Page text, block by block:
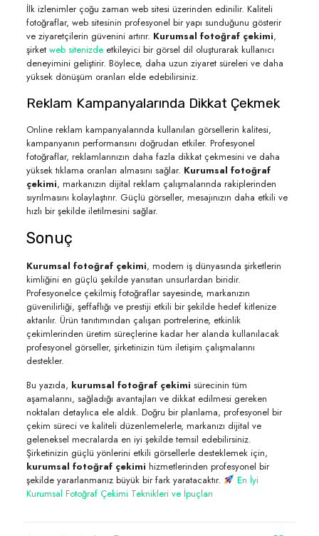
İlk izlenimler çoğu zaman web sitesi üzerinden edinilir. Kaliteli
fotoğraflar, web sitesinin profesyonel bir yapı sunduğunu gösterir
ve ziyaretçilerin güvenini artırır. Kurumsal fotoğraf çekimi,
şirket web sitenizde etkileyici bir görsel dil oluşturarak kullanıcı
deneyimini geliştirir. Böylece, daha uzun ziyaret süreleri ve daha
yüksek dönüşüm oranları elde edebilirsiniz.
Reklam Kampanyalarında Dikkat Çekmek
Online reklam kampanyalarında kullanılan görsellerin kalitesi,
kampanyanın performansını doğrudan etkiler. Profesyonel
fotoğraflar, reklamlarınızın daha fazla dikkat çekmesini ve daha
yüksek tıklama oranları almasını sağlar. Kurumsal fotoğraf
çekimi, markanızın dijital reklam çalışmalarında rakiplerinden
sıyrılmasını kolaylaştırır. Güçlü görseller, mesajınızın daha etkili ve
hızlı bir şekilde iletilmesini sağlar.
Sonuç
Kurumsal fotoğraf çekimi, modern iş dünyasında şirketlerin
kimliğini en güçlü şekilde yansıtan unsurlardan biridir.
Profesyonelce çekilmiş fotoğraflar sayesinde, markanızın
güvenilirliği, şeffaflığı ve prestiji etkili bir şekilde hedef kitlenize
aktarılır. Ürün tanıtımından çalışan portrelerine, etkinlik
çekimlerinden üretim süreçlerine kadar her alanda kullanılacak
profesyonel görseller, şirketinizin tüm iletişim çalışmalarını
destekler.
Bu yazıda, kurumsal fotoğraf çekimi sürecinin tüm
aşamalarını, sağladığı avantajları ve dikkat edilmesi gereken
noktaları detaylıca ele aldık. Doğru bir planlama, profesyonel bir
çekim süreci ve kaliteli düzenlemelerle, markanızı dijital ve
geleneksel mecralarda en iyi şekilde temsil edebilirsiniz.
Şirketinizin güçlü yönlerini etkili görsellerle desteklemek için,
kurumsal fotoğraf çekimi hizmetlerinden profesyonel bir
şekilde yararlanmanız büyük bir fark yaratacaktır.
En İyi
Kurumsal Fotoğraf Çekimi Teknikleri ve İpuçları